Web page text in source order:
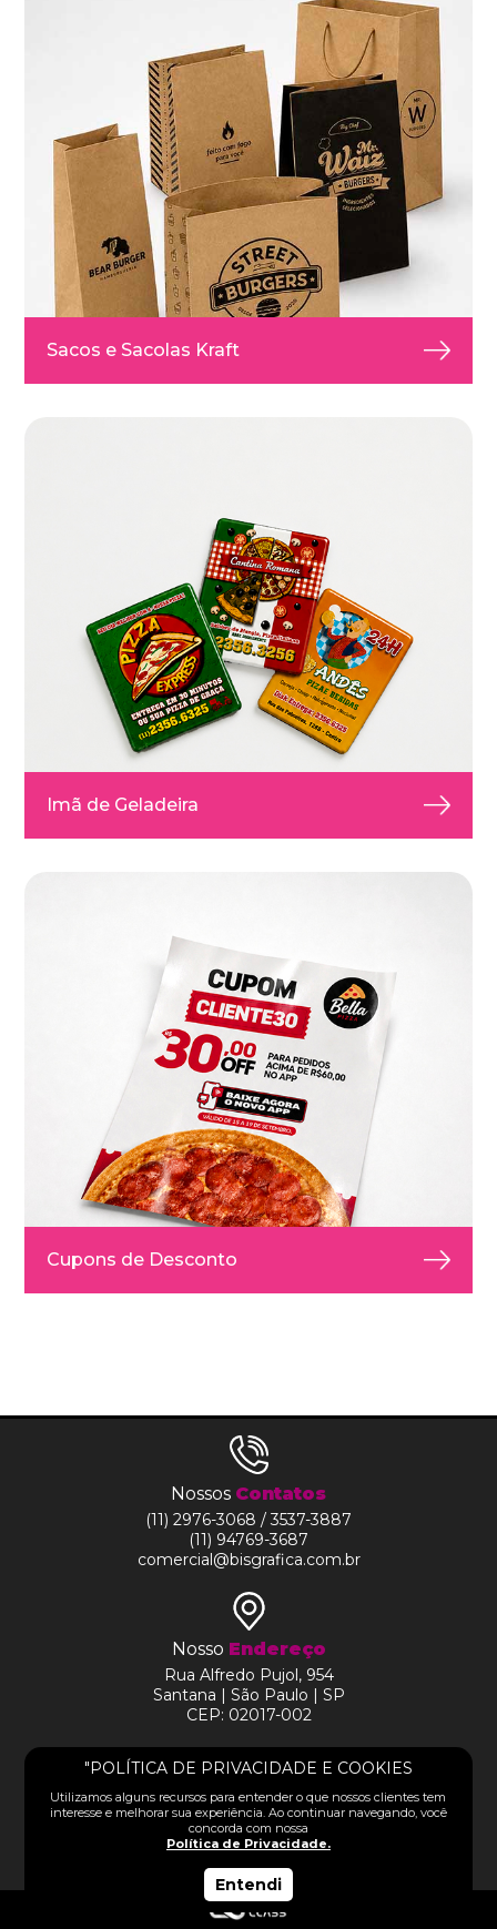
"POLÍTICA DE PRIVACIDADE E COOKIES
Utilizamos alguns recursos para entender o que nossos clientes tem
interesse e melhorar sua experiência. Ao continuar navegando, você
concorda com nossa
Política de Privacidade.
Entendi
HOME
SOBRE
PRODUTOS
Sacos e Sacolas Kraft
Imã de Geladeira
Cupons de Desconto
Nossos Contatos
(11) 2976-3068 / 3537-3887
(11) 94769-3687
comercial@bisgrafica.com.br
Nosso Endereço
Rua Alfredo Pujol, 954
Santana | São Paulo | SP
CEP: 02017-002
SIGA-NOS NAS REDES